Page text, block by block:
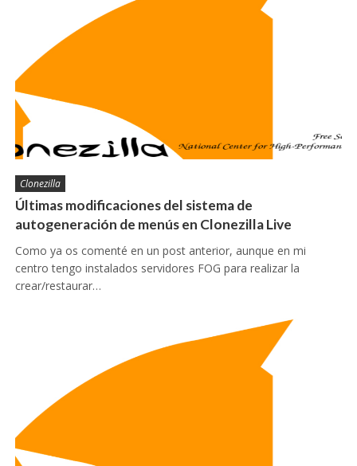
Clonezilla
Últimas modificaciones del sistema de
autogeneración de menús en Clonezilla Live
Como ya os comenté en un post anterior, aunque en mi
centro tengo instalados servidores FOG para realizar la
crear/restaurar…